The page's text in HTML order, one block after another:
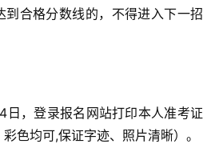
合格分数线的，不得进入下一招
，登录报名网站打印本人准考证
色均可,保证字迹、照片清晰）。